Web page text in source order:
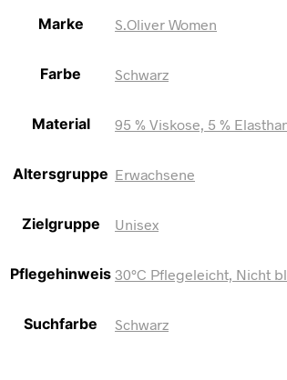
Marke S.Oliver Women
Farbe Schwarz
Material 95 % Viskose, 5 %
Altersgruppe Erwachsene
Zielgruppe Unisex
Pflegehinweis 30°C Pflegeleicht, Nicht
Suchfarbe Schwarz